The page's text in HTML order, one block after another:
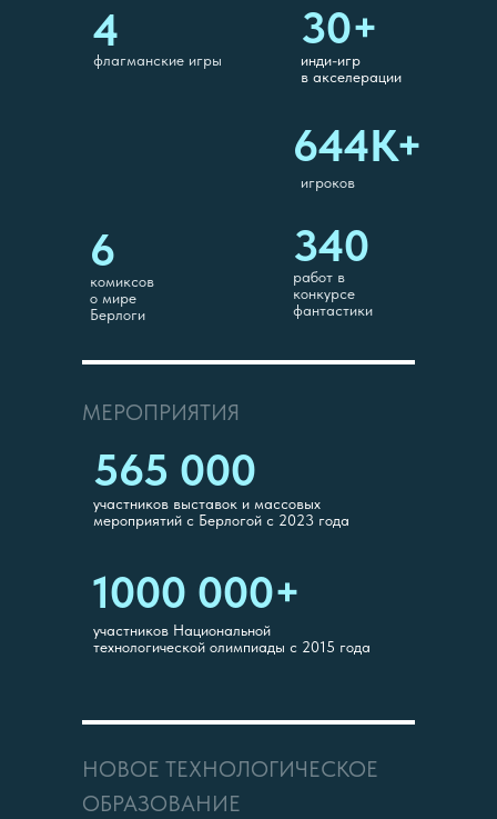
30+
флагманские игры
644К+
игроков
6
комиксов
о мире
Берлоги
340
работ в
конкурсе
фантастики
565 000
4
инди-игр
в акселерации
МЕРОПРИЯТИЯ
1000 000+
участников выставок и массовых
мероприятий с Берлогой с 2023 года
участников Национальной
технологической олимпиады с 2015 года
НОВОЕ ТЕХНОЛОГИЧЕСКОЕ
ОБРАЗОВАНИЕ